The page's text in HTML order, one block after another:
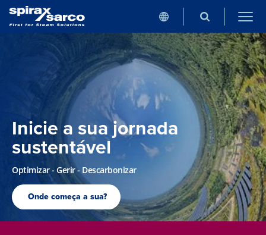
Inicie a sua jornada
sustentável
Optimizar - Gerir - Descarbonizar
Onde começa a sua?